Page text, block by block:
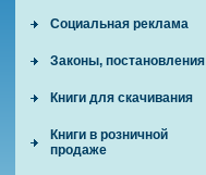
Социальная реклама
Законы, постановления
Книги для скачивания
Книги в розничной
продаже